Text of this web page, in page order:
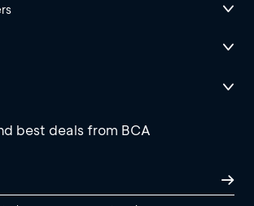
best deals from BCA